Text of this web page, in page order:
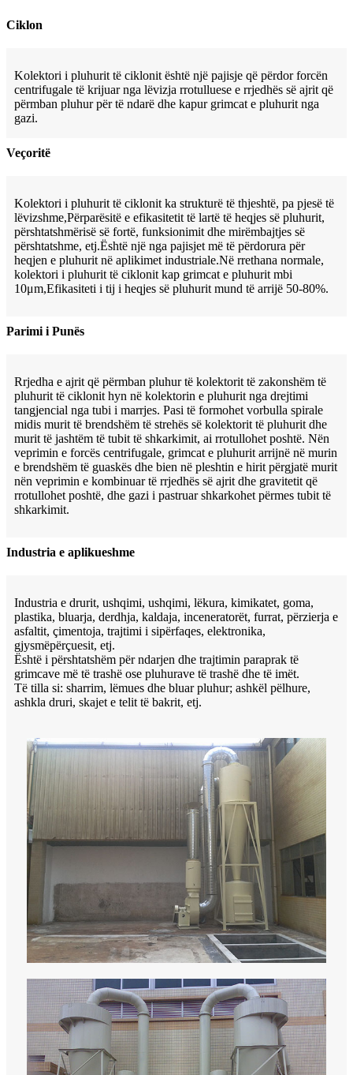
Ciklon
Kolektori i pluhurit të ciklonit është një pajisje që përdor forcën
centrifugale të krijuar nga lëvizja rrotulluese e rrjedhës së ajrit që
përmban pluhur për të ndarë dhe kapur grimcat e pluhurit nga
gazi.
Veçoritë
Kolektori i pluhurit të ciklonit ka strukturë të thjeshtë, pa pjesë të
lëvizshme,Përparësitë e efikasitetit të lartë të heqjes së pluhurit,
përshtatshmërisë së fortë, funksionimit dhe mirëmbajtjes së
përshtatshme, etj.Është një nga pajisjet më të përdorura për
heqjen e pluhurit në aplikimet industriale.Në rrethana normale,
kolektori i pluhurit të ciklonit kap grimcat e pluhurit mbi
10μm,Efikasiteti i tij i heqjes së pluhurit mund të arrijë 50-80%.
Parimi i Punës
Rrjedha e ajrit që përmban pluhur të kolektorit të zakonshëm të
pluhurit të ciklonit hyn në kolektorin e pluhurit nga drejtimi
tangjencial nga tubi i marrjes. Pasi të formohet vorbulla spirale
midis murit të brendshëm të strehës së kolektorit të pluhurit dhe
murit të jashtëm të tubit të shkarkimit, ai rrotullohet poshtë. Nën
veprimin e forcës centrifugale, grimcat e pluhurit arrijnë në murin
e brendshëm të guaskës dhe bien në pleshtin e hirit përgjatë murit
nën veprimin e kombinuar të rrjedhës së ajrit dhe gravitetit që
rrotullohet poshtë, dhe gazi i pastruar shkarkohet përmes tubit të
shkarkimit.
Industria e aplikueshme
Industria e drurit, ushqimi, ushqimi, lëkura, kimikatet, goma,
plastika, bluarja, derdhja, kaldaja, inceneratorët, furrat, përzierja e
asfaltit, çimentoja, trajtimi i sipërfaqes, elektronika,
gjysmëpërçuesit, etj.
Është i përshtatshëm për ndarjen dhe trajtimin paraprak të
grimcave më të trashë ose pluhurave të trashë dhe të imët.
Të tilla si: sharrim, lëmues dhe bluar pluhur; ashkël pëlhure,
ashkla druri, skajet e telit të bakrit, etj.